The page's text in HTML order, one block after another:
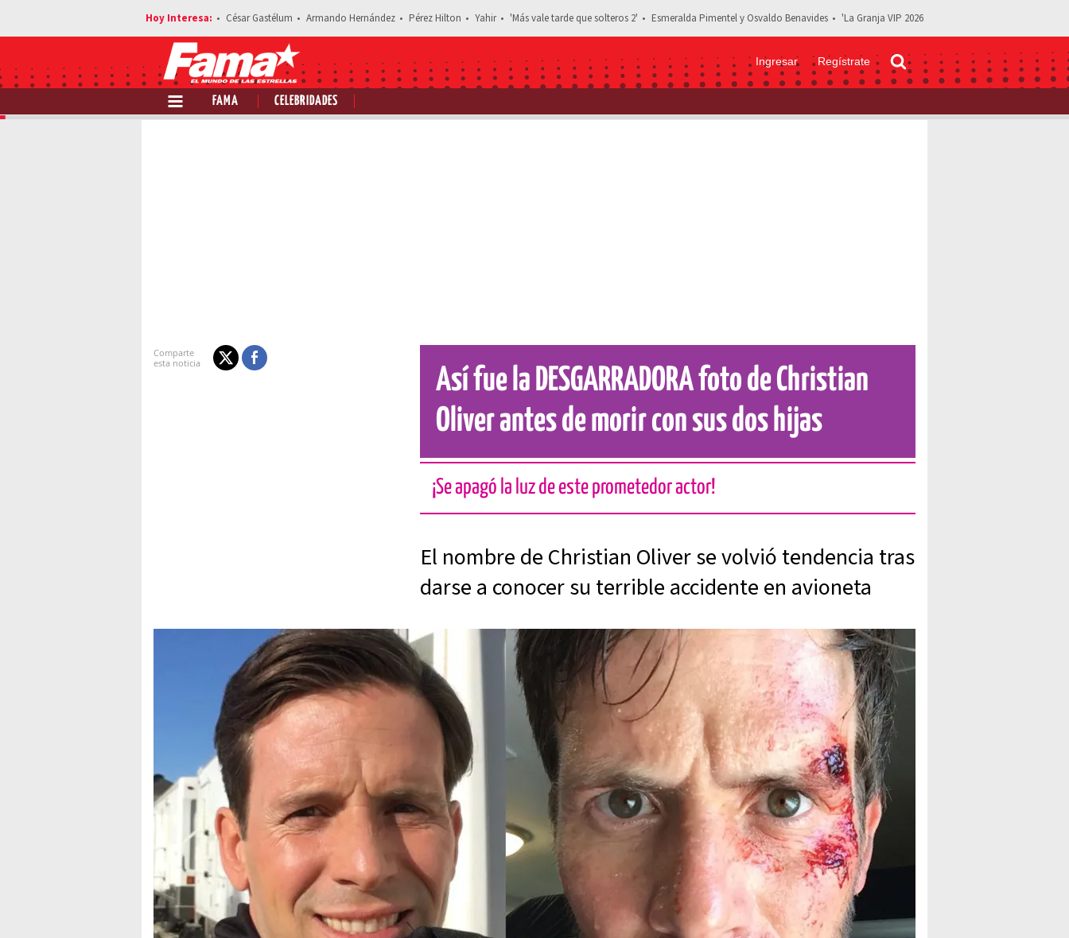
César Gastélum Armando Hernández Pérez Hilton Yahir 'Más vale tarde que solteros 2' Esmeralda Pimentel y Osvaldo Benavides 'La Granja VIP 2026
Ingresar Regístrate
FAMA CELEBRIDADES
Estás leyendo: Así fue la DESGARRADORA foto de Christian Oliver antes de morir con sus dos hijas
Así fue la DESGARRADORA foto de Christian
Oliver antes de morir con sus dos hijas
¡Se apagó la luz de este prometedor actor!
El nombre de Christian Oliver se volvió tendencia tras
darse a conocer su terrible accidente en avioneta